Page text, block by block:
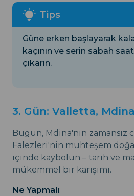
Güne erken başlayarak
kaçının ve serin sabah
çıkarın.
3. Gün: Valletta,
Bugün, Mdina'nın zamansız
Falezleri'nin muhteşem
içinde kaybolun – tarih ve
mükemmel bir karışımı.
Ne Yapmalı: